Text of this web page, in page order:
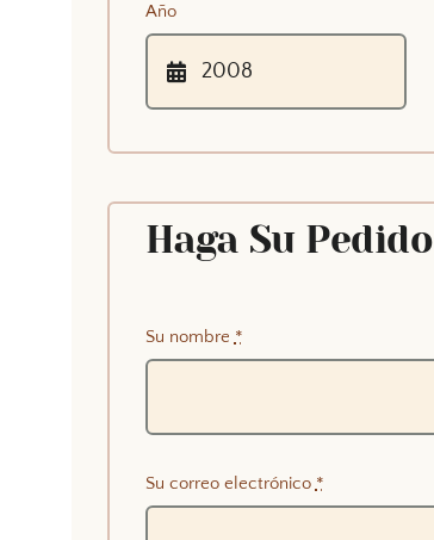
Año
Haga Su Pedido
Su nombre *
Su correo electrónico *